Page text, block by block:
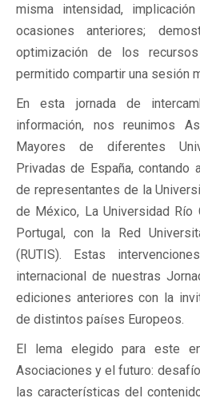
misma intensidad,
ocasiones anteriores;
optimización de los
permitido compartir una sesión
En esta jornada de
información, nos reunimos
Mayores de diferentes
Privadas de España, contando
de representantes de la
de México, La Universidad Río
Portugal, con la Red
(RUTIS). Estas
internacional de nuestras
ediciones anteriores con la
de distintos países Europeos.
El lema elegido para este
Asociaciones y el futuro:
las características del